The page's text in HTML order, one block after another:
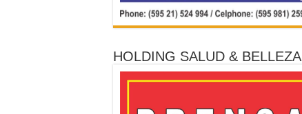
HOLDING SALUD & BELLEZA